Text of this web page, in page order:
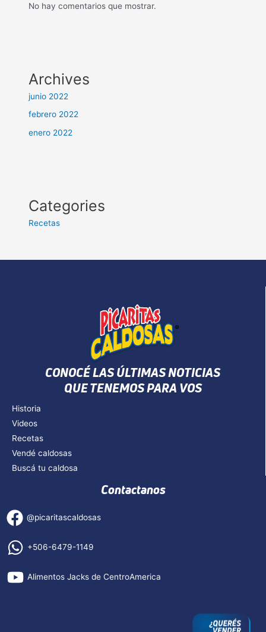
No hay comentarios que mostrar.
Archives
junio 2022
febrero 2022
enero 2022
Categories
Recetas
CONOCÉ LAS ÚLTIMAS NOTICIAS
QUE TENEMOS PARA VOS
Historia
Videos
Recetas
Vendé caldosas
Buscá tu caldosa
Contactanos
@picaritascaldosas
+506-6479-1149
Alimentos Jacks de CentroAmerica